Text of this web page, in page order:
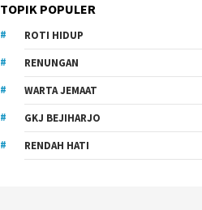
TOPIK POPULER
ROTI HIDUP
RENUNGAN
WARTA JEMAAT
GKJ BEJIHARJO
RENDAH HATI